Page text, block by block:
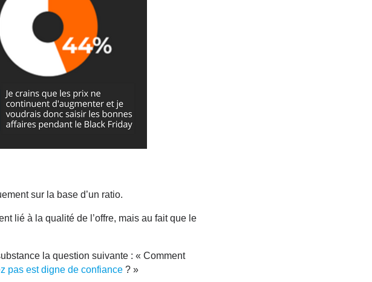
sur la base d’un ratio.
lié à la qualité de l’offre, mais au fait que le
la question suivante : « Comment
pas est digne de confiance ? »